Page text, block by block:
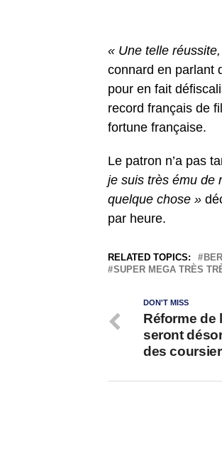
« Une telle
connard en parlant
pour en fait
record français de
fortune française.
Le patron n’a pas
je suis très ému de
quelque chose »
par heure.
RELATED TOPICS:
SUPER MEGA TRÈS
DON'T MISS
Réforme de
seront
des